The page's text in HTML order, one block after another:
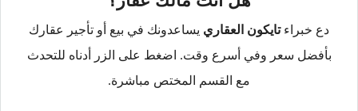
دع خبراءتايكون العقاري يساعدونك في بيع أو تأجير عقارك
بأفضل سعر وفي أسرع وقت. اضغط على الزر أدناه للتحدث
مع القسم المختص مباشرة.